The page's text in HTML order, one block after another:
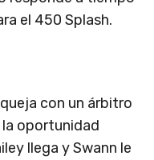
el 450 Splash.
con un árbitro
oportunidad
llega y Swann le